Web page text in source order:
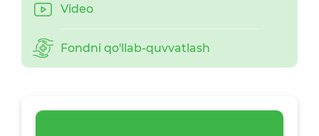
Video
Fondni qo'llab-quvvatlash